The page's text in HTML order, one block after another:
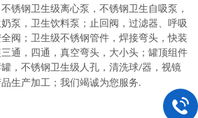
不锈钢卫生级离心泵，不锈钢卫生自吸泵，
泵，卫生饮料泵 ； 止回阀，过滤器、呼吸
阀 ；卫生级不锈钢管件 ，焊接弯头，快装
通，四通，真空弯头，大小头 ；罐顶组件
，不锈钢卫生级人孔，清洗球/器，视镜
生产加工 ；我们竭诚为您服务.